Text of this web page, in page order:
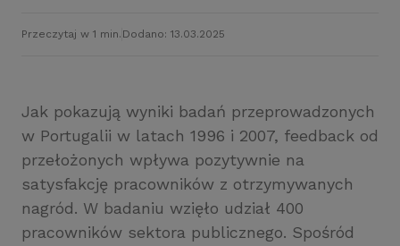
Przeczytaj w 1 min. Dodano: 13.03.2025
Jak pokazują wyniki badań przeprowadzonych
w Portugalii w latach 1996 i 2007, feedback od
przełożonych wpływa pozytywnie na
satysfakcję pracowników z otrzymywanych
nagród. W badaniu wzięło udział 400
pracowników sektora publicznego. Spośród